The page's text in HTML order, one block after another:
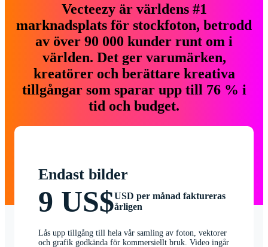
Vecteezy är världens #1
marknadsplats för stockfoton, betrodd
av över 90 000 kunder runt om i
världen. Det ger varumärken,
kreatörer och berättare kreativa
tillgångar som sparar upp till 76 % i
tid och budget.
Endast bilder
9 US$USD per månad faktureras
årligen
Lås upp tillgång till hela vår samling av foton, vektorer
och grafik godkända för kommersiellt bruk. Video ingår